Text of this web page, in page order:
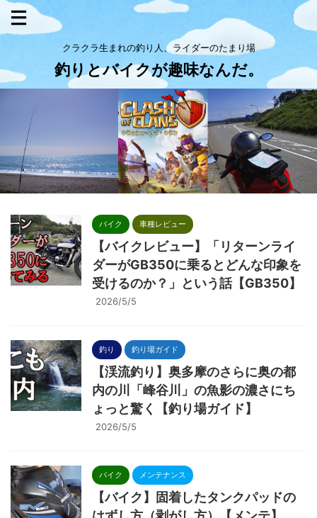
クラクラ生まれの釣り人、ライダーのたまり場
釣りとバイクが趣味なんだ。
バイク 車種レビュー
【バイクレビュー】「リターンライ
ダーがGB350に乗るとどんな印象を
受けるのか？」という話【GB350】
2026/5/5
釣り 釣り場ガイド
【渓流釣り】奥多摩のさらに奥の都
内の川「峰谷川」の魚影の濃さにち
ょっと驚く【釣り場ガイド】
2026/5/5
バイク メンテナンス
【バイク】固着したタンクパッドの